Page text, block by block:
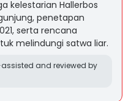
kelestarian Hallerbos
penetapan
serta rencana
melindungi satwa liar.
and reviewed by